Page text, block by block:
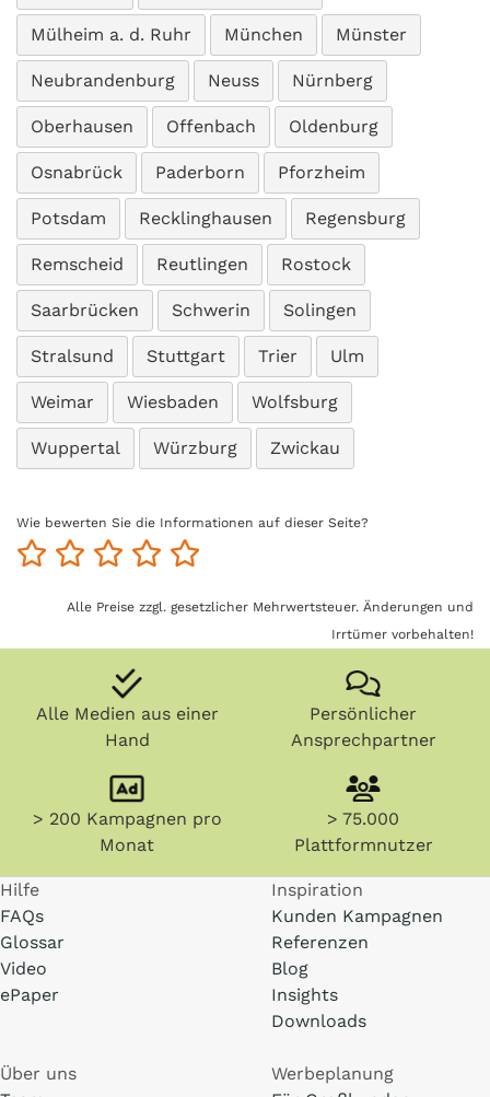
Mülheim a. d. Ruhr München Münster
Neubrandenburg Neuss Nürnberg
Oberhausen Offenbach Oldenburg
Osnabrück Paderborn Pforzheim
Potsdam Recklinghausen Regensburg
Remscheid Reutlingen Rostock
Saarbrücken Schwerin Solingen
Stralsund Stuttgart Trier Ulm
Weimar Wiesbaden Wolfsburg
Wuppertal Würzburg Zwickau
Wie bewerten Sie die Informationen auf dieser Seite?
Alle Preise zzgl. gesetzlicher Mehrwertsteuer. Änderungen und
Irrtümer vorbehalten!
Alle Medien aus einer
Hand
Persönlicher
Ansprechpartner
> 200 Kampagnen pro
Monat
> 75.000
Plattformnutzer
Hilfe
FAQs
Glossar
Video
ePaper
Inspiration
Kunden Kampagnen
Referenzen
Blog
Insights
Downloads
Über uns
Werbeplanung